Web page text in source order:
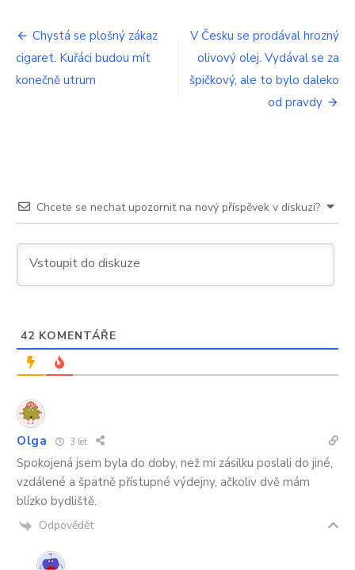
Navigace
pro
příspěvek
Chystá se plošný zákaz
cigaret. Kuřáci budou mít
konečně utrum
V Česku se prodával hrozný
olivový olej. Vydával se za
špičkový, ale to bylo daleko
od pravdy
Chcete se nechat upozornit na nový příspěvek v diskuzi?
42 KOMENTÁŘE
Olga 3 let
Spokojená jsem byla do doby, než mi zásilku poslali do jiné,
vzdálené a špatně přístupné výdejny, ačkoliv dvě mám
blízko bydliště.
Odpovědět